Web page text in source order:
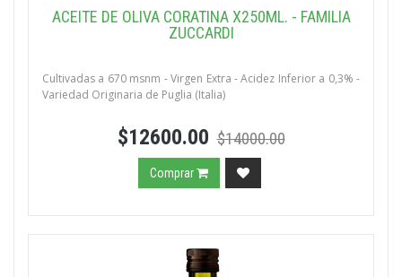
ACEITE DE OLIVA CORATINA X250ML. - FAMILIA
ZUCCARDI
Cultivadas a 670 msnm - Virgen Extra - Acidez Inferior a 0,3% -
Variedad Originaria de Puglia (Italia)
$12600.00 $14000.00
Comprar